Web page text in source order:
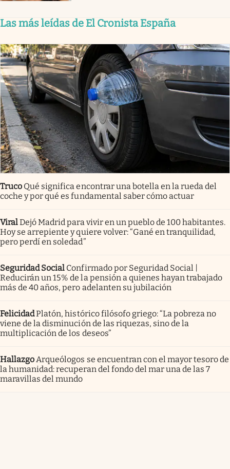
Las más leídas de El Cronista España
Truco Qué significa encontrar una botella en la rueda del
coche y por qué es fundamental saber cómo actuar
ViralDejó Madrid para vivir en un pueblo de 100 habitantes.
Hoy se arrepiente y quiere volver: “Gané en tranquilidad,
pero perdí en soledad”
Seguridad Social Confirmado por Seguridad Social |
Reducirán un 15% de la pensión a quienes hayan trabajado
más de 40 años, pero adelanten su jubilación
FelicidadPlatón, histórico filósofo griego: “La pobreza no
viene de la disminución de las riquezas, sino de la
multiplicación de los deseos”
HallazgoArqueólogos se encuentran con el mayor tesoro de
la humanidad: recuperan del fondo del mar una de las 7
maravillas del mundo